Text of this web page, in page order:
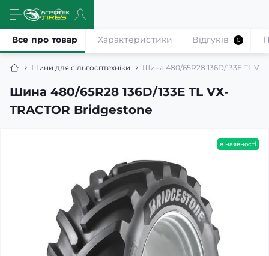
Шини для сільгосптехніки Шина 480/65R28 136D/133E TL
Шина 480/65R28 136D/133E TL VХ-
TRACTOR Bridgestone
Все про товар Характеристики Відгуків 0
в наявності